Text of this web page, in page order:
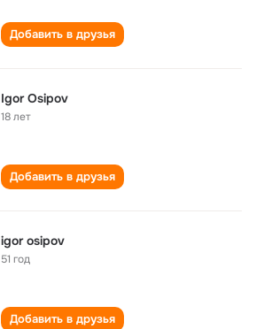
Добавить в друзья
Igor Osipov
18 лет
Добавить в друзья
igor osipov
51 год
Добавить в друзья